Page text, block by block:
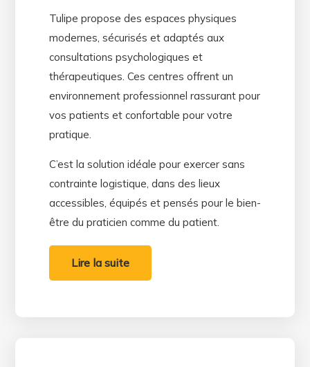
Tulipe propose des espaces physiques
modernes, sécurisés et adaptés aux
consultations psychologiques et
thérapeutiques. Ces centres offrent un
environnement professionnel rassurant pour
vos patients et confortable pour votre
pratique.
C’est la solution idéale pour exercer sans
contrainte logistique, dans des lieux
accessibles, équipés et pensés pour le bien-
être du praticien comme du patient.
Lire la suite